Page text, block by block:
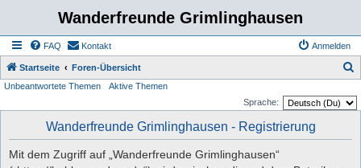
Wanderfreunde Grimlinghausen
FAQ Kontakt Anmelden
Startseite Foren-Übersicht
Unbeantwortete Themen
Aktive Themen
Sprache:
Wanderfreunde Grimlinghausen - Registrierung
Mit dem Zugriff auf „Wanderfreunde Grimlinghausen“